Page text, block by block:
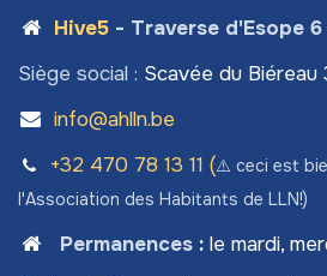
Hive5- Traverse d'Esope
Siège social : Scavée du
info@ahlln.be
+32 470 78​ 13 11 (⚠️ ceci est
l'Association des Habitants de LLN!)
Permanences: le mardi,